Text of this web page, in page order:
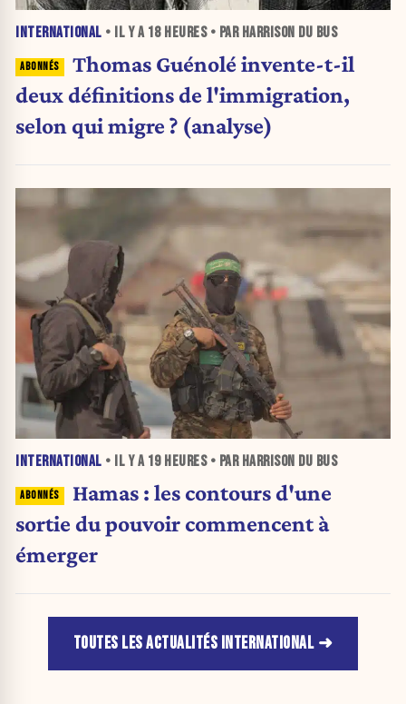
INTERNATIONAL • IL Y A 18 HEURES• PAR HARRISON DU BUS
Thomas Guénolé invente-t-il
deux définitions de l'immigration,
selon qui migre ? (analyse)
INTERNATIONAL • IL Y A 19 HEURES• PAR HARRISON DU BUS
Hamas : les contours d'une
sortie du pouvoir commencent à
émerger
TOUTES LES ACTUALITÉS INTERNATIONAL